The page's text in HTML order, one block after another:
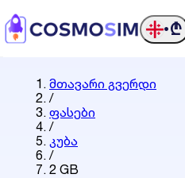
•₾
მთავარი გვერდი
/
ფასები
/
კუბა
/
2 GB